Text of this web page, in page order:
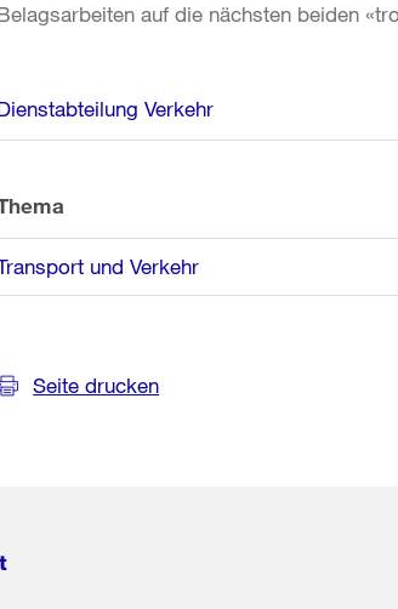
auf die nächsten beiden
Verkehr
und Verkehr
Seite drucken